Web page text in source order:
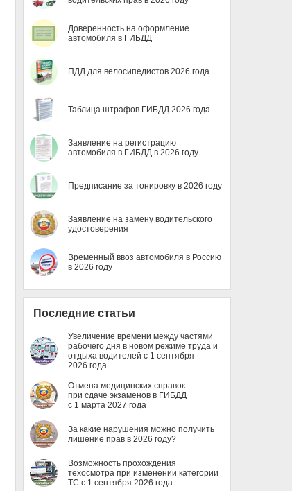
Доверенность на оформление
автомобиля в ГИБДД
ПДД для велосипедистов 2026 года
Таблица штрафов ГИБДД 2026 года
Заявление на регистрацию
автомобиля в ГИБДД в 2026 году
Предписание за тонировку в 2026 году
Заявление на замену водительского
удостоверения
Временный ввоз автомобиля в Россию
в 2026 году
Последние статьи
Увеличение времени между частями
рабочего дня в новом режиме труда и
отдыха водителей с 1 сентября
2026 года
Отмена медицинских справок
при сдаче экзаменов в ГИБДД
с 1 марта 2027 года
За какие нарушения можно получить
лишение прав в 2026 году?
Возможность прохождения
техосмотра при изменении категории
ТС с 1 сентября 2026 года